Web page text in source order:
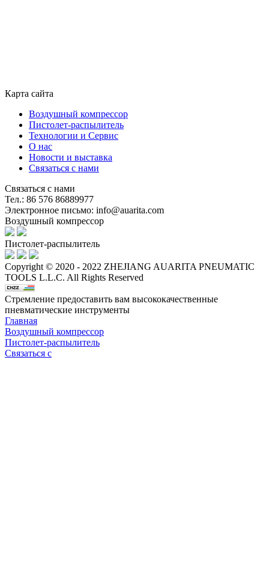
Карта сайта
Воздушный компрессор
Пистолет-распылитель
Технологии и Сервис
О нас
Новости и выставка
Связаться с нами
Связаться с нами
Тел.: 86 576 86889977
Электронное письмо: info@auarita.com
Воздушный компрессор
Пистолет-распылитель
Copyright © 2020 - 2022 ZHEJIANG AUARITA PNEUMATIC
TOOLS L.L.C. All Rights Reserved
Стремление предоставить вам высококачественные
пневматические инструменты
Главная
Воздушный компрессор
Пистолет-распылитель
Связаться с